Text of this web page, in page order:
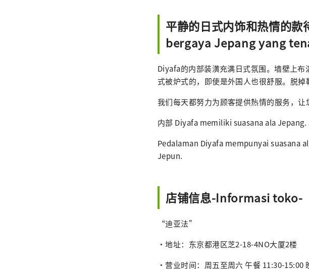
平静的日式内饰和热情的
bergaya Jepang yang
Diyafa的内部装潢充满日式氛围。墙壁上
式被炉式的，即使是外国人也很舒服。脱掉
我们每天都努力为顾客提供热情的服务，
内部 Diyafa memiliki suasana ala Jepang.
Pedalaman Diyafa mempunyai suasana
Jepun.
店铺信息-Informasi toko-
“迪亚法”
・地址：东京都港区芝2-18-4NO大厦2楼
・营业时间：周五至周六 午餐 11:30-15:00